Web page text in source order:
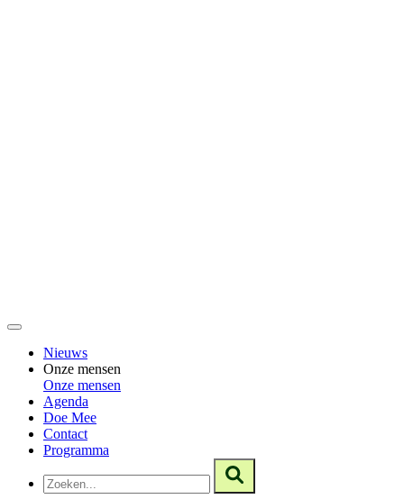
Nieuws
Onze mensen
Onze mensen
Agenda
Doe Mee
Contact
Programma